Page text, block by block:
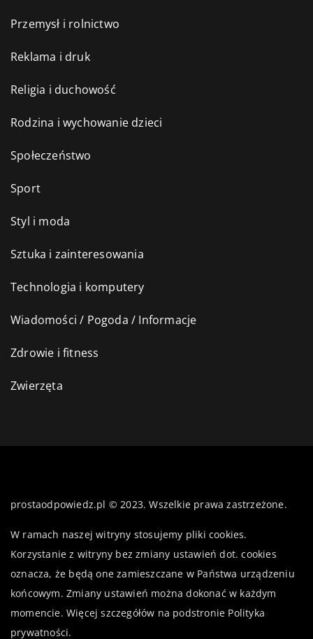
Przemysł i rolnictwo
Reklama i druk
Religia i duchowość
Rodzina i wychowanie dzieci
Społeczeństwo
Sport
Styl i moda
Sztuka i zainteresowania
Technologia i komputery
Wiadomości / Pogoda / Informacje
Zdrowie i fitness
Zwierzęta
prostaodpowiedz.pl © 2023. Wszelkie prawa zastrzeżone.
W ramach naszej witryny stosujemy pliki cookies.
Korzystanie z witryny bez zmiany ustawień dot. cookies
oznacza, że będą one zamieszczane w Państwa urządzeniu
końcowym. Zmiany ustawień można dokonać w każdym
momencie. Więcej szczegółów na podstronie Polityka
prywatności.